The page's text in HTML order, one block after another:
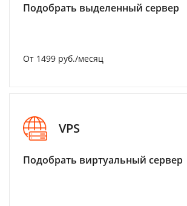
Подобрать выделенный сервер
От 1499 руб./месяц
VPS
Подобрать виртуальный сервер